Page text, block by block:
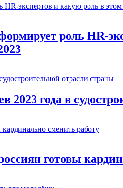
роль HR-
2023 года в
готовы